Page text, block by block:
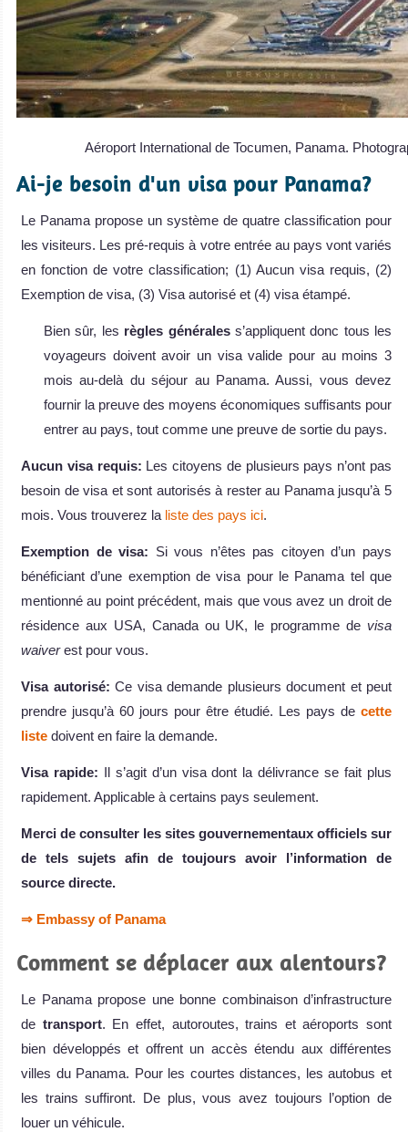
Aéroport International de Tocumen, Panama.
Ai-je besoin d'un visa pour Panama?
Le Panama propose un système de quatre classification pour
les visiteurs. Les pré-requis à votre entrée au pays vont variés
en fonction de votre classification; (1) Aucun visa requis, (2)
Exemption de visa, (3) Visa autorisé et (4) visa étampé.
Bien sûr, les règles généraless’appliquent donc tous les
voyageurs doivent avoir un visa valide pour au moins 3
mois au-delà du séjour au Panama. Aussi, vous devez
fournir la preuve des moyens économiques suffisants pour
entrer au pays, tout comme une preuve de sortie du pays.
Aucun visa requis: Les citoyens de plusieurs pays n’ont pas
besoin de visa et sont autorisés à rester au Panama jusqu’à 5
mois. Vous trouverez la liste des pays ici.
Exemption de visa: Si vous n’êtes pas citoyen d’un pays
bénéficiant d’une exemption de visa pour le Panama tel que
mentionné au point précédent, mais que vous avez un droit de
résidence aux USA, Canada ou UK, le programme de visa
waiverest pour vous.
Visa autorisé: Ce visa demande plusieurs document et peut
prendre jusqu’à 60 jours pour être étudié. Les pays de cette
liste doivent en faire la demande.
Visa rapide: Il s’agit d’un visa dont la délivrance se fait plus
rapidement. Applicable à certains pays seulement.
Merci de consulter les sites gouvernementaux officiels sur
de tels sujets afin de toujours avoir l’information de
source directe.
⇒ Embassy of Panama
Comment se déplacer aux alentours?
Le Panama propose une bonne combinaison d’infrastructure
de transport. En effet, autoroutes, trains et aéroports sont
bien développés et offrent un accès étendu aux différentes
villes du Panama. Pour les courtes distances, les autobus et
les trains suffiront. De plus, vous avez toujours l’option de
louer un véhicule.